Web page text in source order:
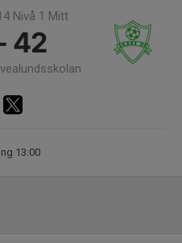
Nivå 1 Mitt
42
13:00